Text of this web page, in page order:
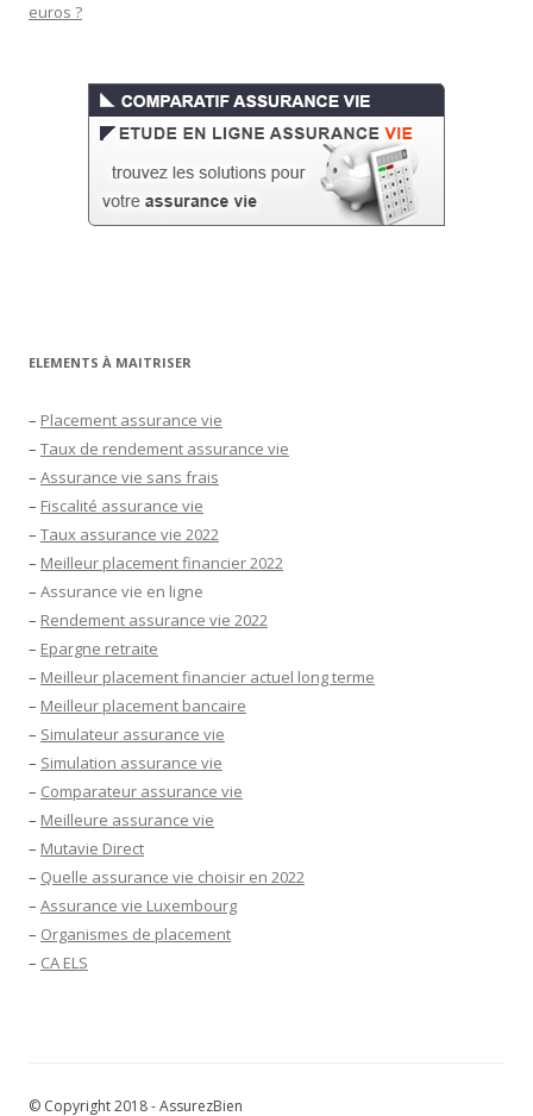
euros ?
ELEMENTS À MAITRISER
– Placement assurance vie
– Taux de rendement assurance vie
– Assurance vie sans frais
– Fiscalité assurance vie
– Taux assurance vie 2022
– Meilleur placement financier 2022
– Assurance vie en ligne
– Rendement assurance vie 2022
– Epargne retraite
– Meilleur placement financier actuel long terme
– Meilleur placement bancaire
– Simulateur assurance vie
– Simulation assurance vie
– Comparateur assurance vie
– Meilleure assurance vie
– Mutavie Direct
– Quelle assurance vie choisir en 2022
– Assurance vie Luxembourg
– Organismes de placement
– CA ELS
© Copyright 2018 - AssurezBien